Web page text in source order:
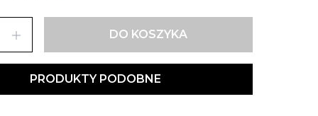
add DO KOSZYKA
PRODUKTY PODOBNE